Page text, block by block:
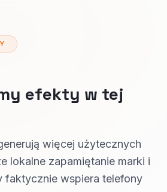
efekty w tej
więcej użytecznych
lokalne zapamiętanie marki i
faktycznie wspiera telefony